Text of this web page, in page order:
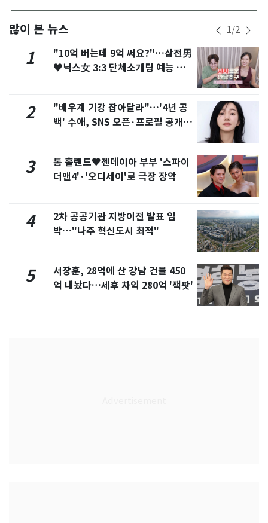
많이 본 뉴스 1/2
1
"10억 버는데 9억 써요?"…삼전男
♥닉스女 3:3 단체소개팅 예능 화
2
"배우계 기강 잡아달라"…'4년 공
백' 수애, SNS 오픈·프로필 공개
3
톰 홀랜드♥젠데이아 부부 '스파이
더맨4'·'오디세이'로 극장 장악
4
2차 공공기관 지방이전 발표 임
박…"나주 혁신도시 최적"
5
서장훈, 28억에 산 강남 건물 450
억 내놨다…세후 차익 280억 '잭팟'